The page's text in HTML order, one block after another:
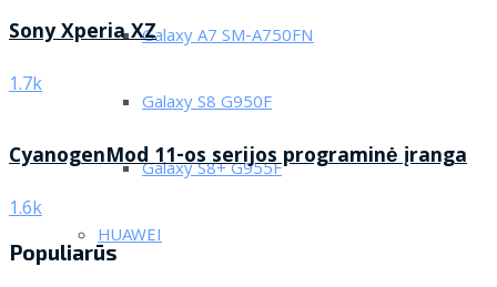
Galaxy A7 SM-A750FN
Galaxy S8 G950F
Galaxy S8+ G955F
HUAWEI
Sony Xperia XZ
1.7k
CyanogenMod 11-os serijos programinė įranga
1.6k
Populiarūs